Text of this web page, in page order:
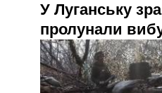
У Луганську
пролунали